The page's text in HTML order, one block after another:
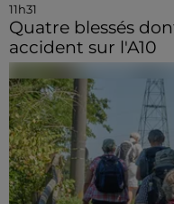
11h31
Quatre blessés
accident sur l'A10